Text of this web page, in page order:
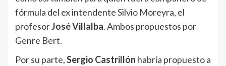
fórmula del ex intendente Silvio Moreyra, el
profesorJosé Villalba. Ambos propuestos por
Genre Bert.
Por su parte,Sergio Castrillón habría propuesto a